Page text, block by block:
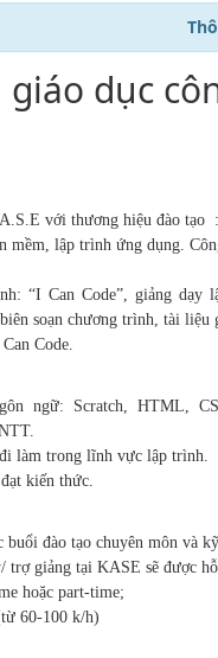
dục
với thương hiệu đào tạo
mềm, lập trình ứng dụng.
“I Can Code”, giảng dạy
soạn chương trình, tài liệu
Code.
ngữ: Scratch, HTML,
làm trong lĩnh vực lập trình.
kiến thức.
buổi đào tạo chuyên môn và
trợ giảng tại KASE sẽ được
hoặc part-time;
60-100 k/h)